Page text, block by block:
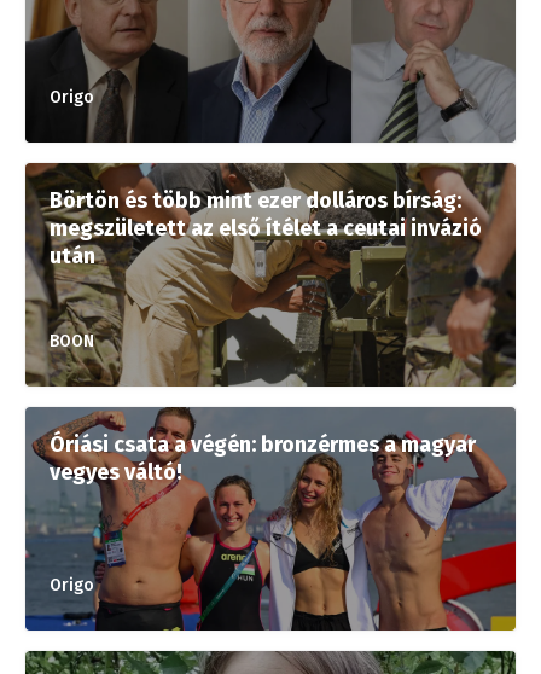
Origo
Börtön és több mint ezer dolláros bírság:
megszületett az első ítélet a ceutai invázió
után
BOON
Óriási csata a végén: bronzérmes a magyar
vegyes váltó!
Origo